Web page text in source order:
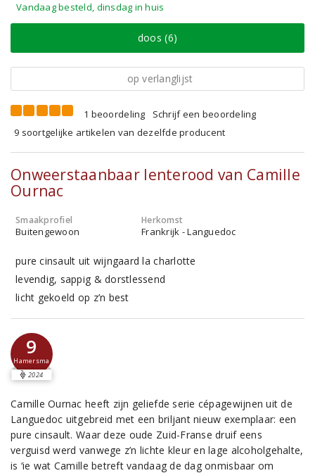
Vandaag besteld, dinsdag in huis
doos (6)
op verlanglijst
1 beoordeling
Schrijf een beoordeling
9 soortgelijke artikelen van dezelfde producent
Onweerstaanbaar lenterood van Camille
Ournac
Smaakprofiel
Buitengewoon
Herkomst
Frankrijk - Languedoc
pure cinsault uit wijngaard la charlotte
levendig, sappig & dorstlessend
licht gekoeld op z’n best
9
Hamersma
2024
Camille Ournac heeft zijn geliefde serie cépagewijnen uit de
Languedoc uitgebreid met een briljant nieuw exemplaar: een
pure cinsault. Waar deze oude Zuid-Franse druif eens
verguisd werd vanwege z’n lichte kleur en lage alcoholgehalte,
is ‘ie wat Camille betreft vandaag de dag onmisbaar om